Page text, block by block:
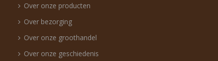
Over onze producten
Over bezorging
Over onze groothandel
Over onze geschiedenis